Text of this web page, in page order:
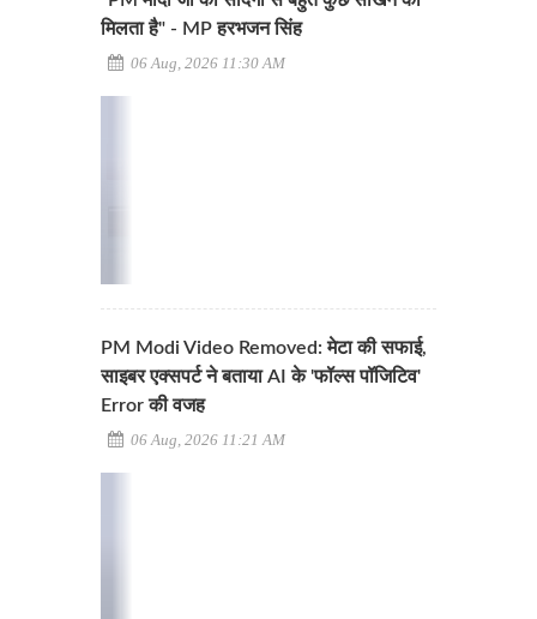
मिलता है" - MP हरभजन सिंह
06 Aug, 2026 11:30 AM
PM Modi Video Removed: मेटा की सफाई,
साइबर एक्सपर्ट ने बताया AI के 'फॉल्स पॉजिटिव'
Error की वजह
06 Aug, 2026 11:21 AM